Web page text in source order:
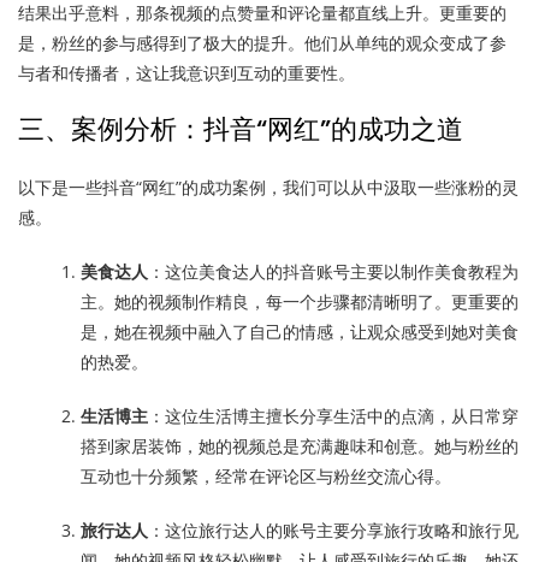
结果出乎意料，那条视频的点赞量和评论量都直线上升。更重要的
是，粉丝的参与感得到了极大的提升。他们从单纯的观众变成了参
与者和传播者，这让我意识到互动的重要性。
三、案例分析：抖音“网红”的成功之道
以下是一些抖音“网红”的成功案例，我们可以从中汲取一些涨粉的灵
感。
美食达人 ：这位美食达人的抖音账号主要以制作美食教程为
主。她的视频制作精良，每一个步骤都清晰明了。更重要的
是，她在视频中融入了自己的情感，让观众感受到她对美食
的热爱。
生活博主 ：这位生活博主擅长分享生活中的点滴，从日常穿
搭到家居装饰，她的视频总是充满趣味和创意。她与粉丝的
互动也十分频繁，经常在评论区与粉丝交流心得。
旅行达人 ：这位旅行达人的账号主要分享旅行攻略和旅行见